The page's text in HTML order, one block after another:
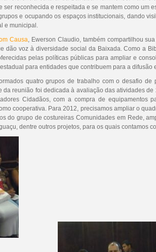
reconhecida e respeitada e se mantem como um
e ocupando os espaços institucionais, dando
e municipal.
Causa, Ewerson Claudio, também compartilhou
dão voz à diversidade social da Baixada. Como a
pelas políticas públicas para ampliar e
para entidades que contribuem para a difusão
quatro grupos de trabalho com o desafio
da reunião foi dedicada à avaliação das atividades
Cidadãos, com a compra de equipamentos
cooperativa. Para 2012, precisamos ampliar o
do grupo de costureiras Comunidades em Rede,
dentre outros projetos, para os quais contamos